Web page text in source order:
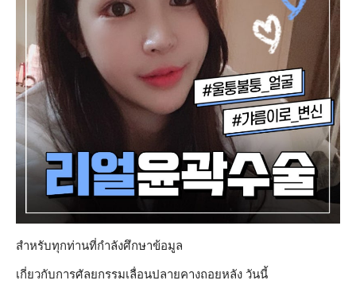
สำหรับทุกท่านที่กำลังศึกษาข้อมูล
เกี่ยวกับการศัลยกรรมเลื่อนปลายคางถอยหลัง วันนี้